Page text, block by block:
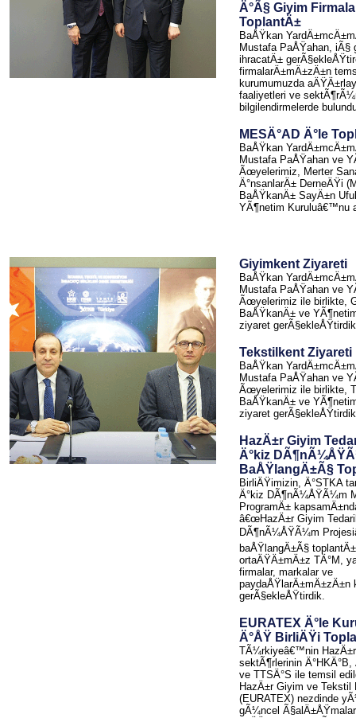
Ä°Ã§ Giyim
ToplantÄ±
BaÅŸkan
Mustafa PaÅŸahan,
ihracatÄ±
firmalarÄ±mÄ±zÄ±n
kurumumuzda
faaliyetleri ve
bilgilendirmelerde
MESÄ°AD Ä°le
BaÅŸkan
Mustafa PaÅŸahan ve
Ãœyelerimiz, Merter
Ä°nsanlarÄ± DerneÄŸi
BaÅŸkanÄ± SayÄ±n
YÃ¶netim Kuruluâ€™nu
Giyimkent Ziyareti
BaÅŸkan
Mustafa PaÅŸahan ve
Ãœyelerimiz ile birlikte,
BaÅŸkanÄ± ve
ziyaret
Tekstilkent Ziyareti
BaÅŸkan
Mustafa PaÅŸahan ve
Ãœyelerimiz ile birlikte,
BaÅŸkanÄ± ve
ziyaret
HazÄ±r Giyim
Ä°kiz
BaÅŸlangÄ±Ã§
BirliÄŸimizin, Ä°STKA
Ä°kiz DÃ¶nÃ¼ÅŸÃ¼m
ProgramÄ±
â€œHazÄ±r Giyim
DÃ¶nÃ¼ÅŸÃ¼m
baÅŸlangÄ±Ã§
ortaÄŸÄ±mÄ±z TÄ°M,
firmalar, markalar ve
paydaÅŸlarÄ±mÄ±zÄ±n
gerÃ§ekleÅŸtirdik.
EURATEX Ä°le
Ä°ÅŸ BirliÄŸi
TÃ¼rkiyeâ€™nin
sektÃ¶rlerinin Ä°HKÄ°B,
ve TTSÄ°S ile temsil
HazÄ±r Giyim ve Tekstil
(EURATEX) nezdinde
gÃ¼ncel